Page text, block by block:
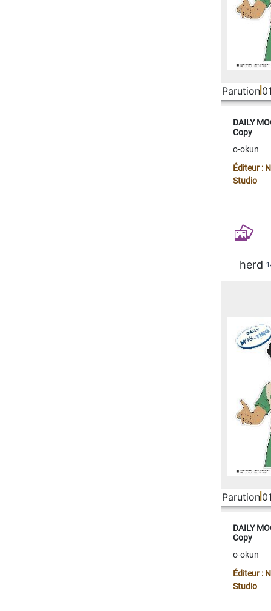
Parution
DAILY
Copy
o-okun
Éditeur :
Studio
herd
Parution
DAILY
Copy
o-okun
Éditeur :
Studio